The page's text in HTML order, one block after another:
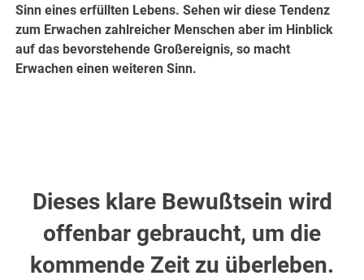
Sinn eines erfüllten Lebens. Sehen wir diese Tendenz
zum Erwachen zahlreicher Menschen aber im Hinblick
auf das bevorstehende Großereignis, so macht
Erwachen einen weiteren Sinn.
Dieses klare Bewußtsein wird
offenbar gebraucht, um die
kommende Zeit zu überleben.